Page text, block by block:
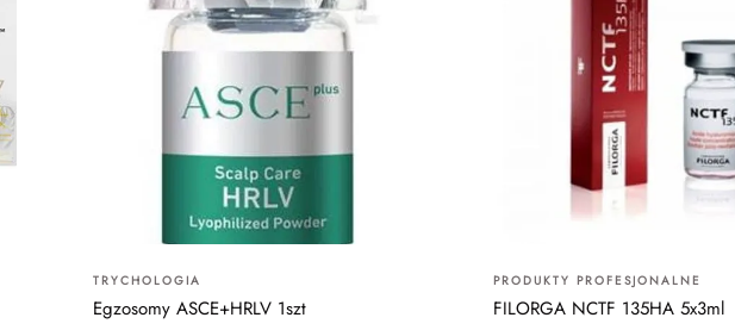
TRYCHOLOGIA
Egzosomy ASCE+HRLV 1szt
PRODUKTY PROFESJONALNE
FILORGA NCTF 135HA 5x3ml